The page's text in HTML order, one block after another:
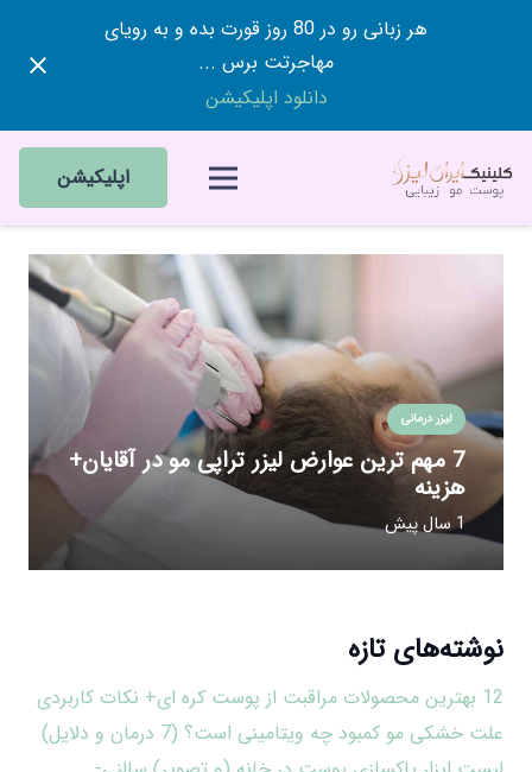
هر زبانی رو در 80 روز قورت بده و به رویای
مهاجرتت برس ...
دانلود اپلیکیشن
اپلیکیشن
لیزر درمانی
7 مهم ترین عوارض لیزر تراپی مو در آقایان+
هزینه
1 سال پیش
نوشته‌های تازه
12 بهترین محصولات مراقبت از پوست کره ای+ نکات کاربردی
علت خشکی مو کمبود چه ویتامینی است؟ (7 درمان و دلایل)